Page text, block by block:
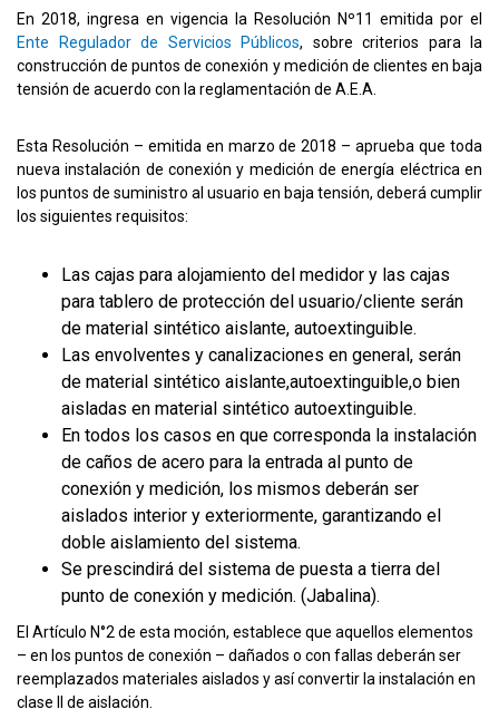
En 2018, ingresa en vigencia la Resolución Nº11 emitida por el
Ente Regulador de Servicios Públicos, sobre criterios para la
construcción de puntos de conexión y medición de clientes en baja
tensión de acuerdo con la reglamentación de A.E.A.
Esta Resolución – emitida en marzo de 2018 – aprueba que toda
nueva instalación de conexión y medición de energía eléctrica en
los puntos de suministro al usuario en baja tensión, deberá cumplir
los siguientes requisitos:
Las cajas para alojamiento del medidor y las cajas
para tablero de protección del usuario/cliente serán
de material sintético aislante, autoextinguible.
Las envolventes y canalizaciones en general, serán
de material sintético aislante,autoextinguible,o bien
aisladas en material sintético autoextinguible.
En todos los casos en que corresponda la instalación
de caños de acero para la entrada al punto de
conexión y medición, los mismos deberán ser
aislados interior y exteriormente, garantizando el
doble aislamiento del sistema.
Se prescindirá del sistema de puesta a tierra del
punto de conexión y medición. (Jabalina).
El Artículo N°2 de esta moción, establece que aquellos elementos
– en los puntos de conexión – dañados o con fallas deberán ser
reemplazados materiales aislados y así convertir la instalación en
clase II de aislación.